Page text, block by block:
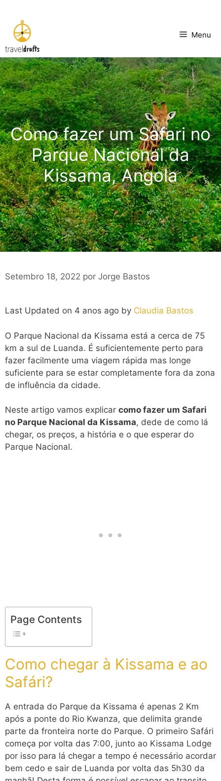
Saltar
para
conteúdo
Menu
Como fazer um Safari no
Parque Nacional da
Kissama, Angola
Setembro 18, 2022 por Jorge Bastos
Last Updated on 4 anos ago by Claudia Bastos
O Parque Nacional da Kissama está a cerca de 75
km a sul de Luanda. É suficientemente perto para
fazer facilmente uma viagem rápida mas longe
suficiente para se estar completamente fora da zona
de influência da cidade.
Neste artigo vamos explicar como fazer um Safari
no Parque Nacional da Kissama, dede de como lá
chegar, os preços, a história e o que esperar do
Parque Nacional.
Page Contents
Como chegar à Kissama e ao
Safári?
A entrada do Parque da Kissama é apenas 2 Km
após a ponte do Rio Kwanza, que delimita grande
parte da fronteira norte do Parque. O primeiro Safári
começa por volta das 7:00, junto ao Kissama Lodge
por isso para lá chegar a tempo é necessário acordar
bem cedo e sair de Luanda por volta das 5h30 da